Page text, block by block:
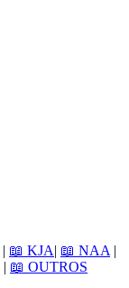
| 📖 KJA| 📖 NAA |
| 📖 OUTROS